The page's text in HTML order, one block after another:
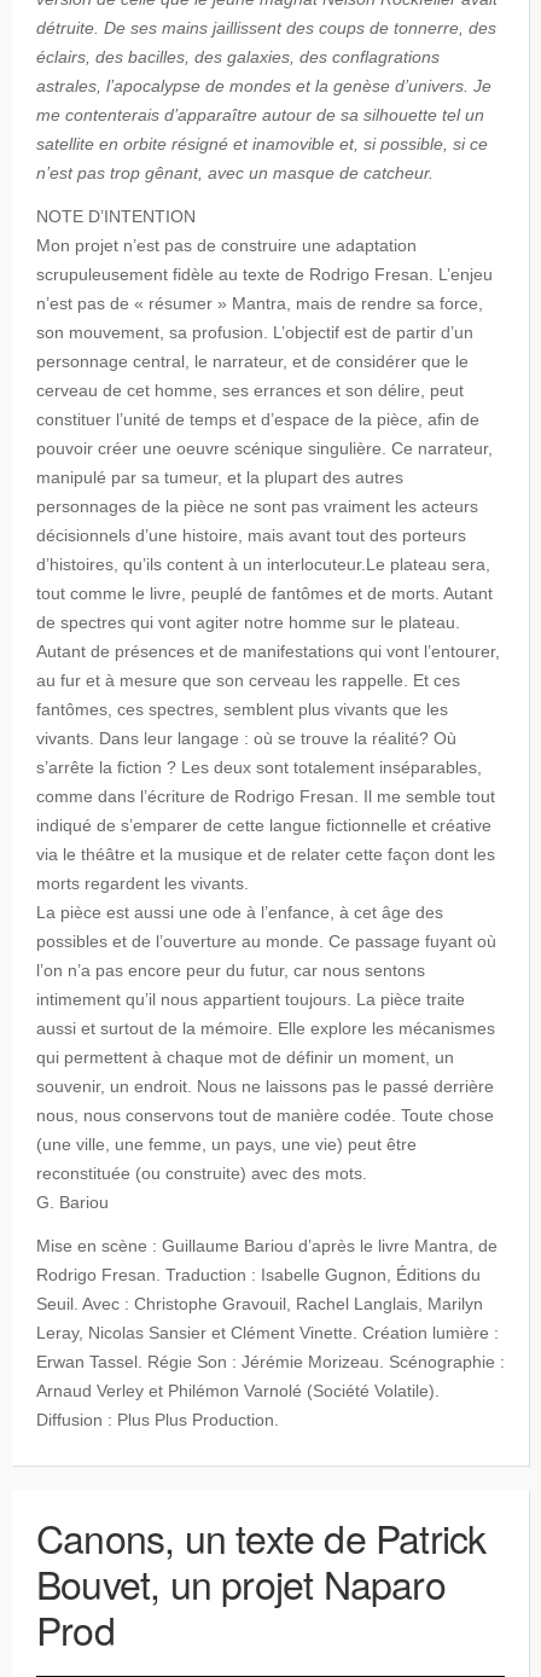
détruite. De ses mains jaillissent des coups de tonnerre, des
éclairs, des bacilles, des galaxies, des conflagrations
astrales, l’apocalypse de mondes et la genèse d’univers. Je
me contenterais d’apparaître autour de sa silhouette tel un
satellite en orbite résigné et inamovible et, si possible, si ce
n’est pas trop gênant, avec un masque de catcheur.
NOTE D’INTENTION
Mon projet n’est pas de construire une adaptation
scrupuleusement fidèle au texte de Rodrigo Fresan. L’enjeu
n’est pas de « résumer » Mantra, mais de rendre sa force,
son mouvement, sa profusion. L’objectif est de partir d’un
personnage central, le narrateur, et de considérer que le
cerveau de cet homme, ses errances et son délire, peut
constituer l’unité de temps et d’espace de la pièce, afin de
pouvoir créer une oeuvre scénique singulière. Ce narrateur,
manipulé par sa tumeur, et la plupart des autres
personnages de la pièce ne sont pas vraiment les acteurs
décisionnels d’une histoire, mais avant tout des porteurs
d’histoires, qu’ils content à un interlocuteur.Le plateau sera,
tout comme le livre, peuplé de fantômes et de morts. Autant
de spectres qui vont agiter notre homme sur le plateau.
Autant de présences et de manifestations qui vont l’entourer,
au fur et à mesure que son cerveau les rappelle. Et ces
fantômes, ces spectres, semblent plus vivants que les
vivants. Dans leur langage : où se trouve la réalité? Où
s’arrête la fiction ? Les deux sont totalement inséparables,
comme dans l’écriture de Rodrigo Fresan. Il me semble tout
indiqué de s’emparer de cette langue fictionnelle et créative
via le théâtre et la musique et de relater cette façon dont les
morts regardent les vivants.
La pièce est aussi une ode à l’enfance, à cet âge des
possibles et de l’ouverture au monde. Ce passage fuyant où
l’on n’a pas encore peur du futur, car nous sentons
intimement qu’il nous appartient toujours. La pièce traite
aussi et surtout de la mémoire. Elle explore les mécanismes
qui permettent à chaque mot de définir un moment, un
souvenir, un endroit. Nous ne laissons pas le passé derrière
nous, nous conservons tout de manière codée. Toute chose
(une ville, une femme, un pays, une vie) peut être
reconstituée (ou construite) avec des mots.
G. Bariou
Mise en scène : Guillaume Bariou d’après le livre Mantra, de
Rodrigo Fresan. Traduction : Isabelle Gugnon, Éditions du
Seuil. Avec : Christophe Gravouil, Rachel Langlais, Marilyn
Leray, Nicolas Sansier et Clément Vinette. Création lumière :
Erwan Tassel. Régie Son : Jérémie Morizeau. Scénographie :
Arnaud Verley et Philémon Varnolé (Société Volatile).
Diffusion : Plus Plus Production.
Canons, un texte de Patrick
Bouvet, un projet Naparo
Prod